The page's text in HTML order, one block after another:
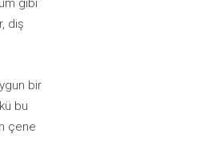
gibi
diş
bir
bu
çene